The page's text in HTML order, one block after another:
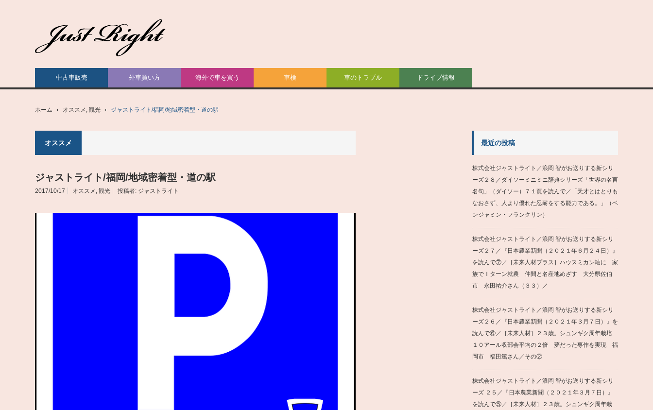
中古車販売 外車買い方 海外で車を買う 車検 車のトラブル ドライブ情報
ホーム オススメ , 観光 ジャストライト/福岡/地域密着型・道の駅
オススメ
ジャストライト/福岡/地域密着型・道の駅
2017/10/17 オススメ , 観光 投稿者: ジャストライト
最近の投稿
株式会社ジャストライト／浪岡 智がお送りする新シリ
ーズ２８／ダイソーミニミニ辞典シリーズ「世界の名言
名句」（ダイソー）７１頁を読んで／「天才とはとりも
なおさず、人より優れた忍耐をする能力である。」（ベ
ンジャミン・フランクリン）
株式会社ジャストライト／浪岡 智がお送りする新シリ
ーズ２７／『日本農業新聞（２０２１年６月２４日）』
を読んで⑦／［未来人材プラス］ハウスミカン軸に 家
族でＩターン就農 仲間と名産地めざす 大分県佐伯
市 永田祐介さん（３３）／
株式会社ジャストライト／浪岡 智がお送りする新シリ
ーズ２６／『日本農業新聞（２０２１年３月７日）』を
読んで⑥／［未来人材］２３歳。シュンギク周年栽培
１０アール収部会平均の２倍 夢だった専作を実現 福
岡市 福田篤さん／その②
株式会社ジャストライト／浪岡 智がお送りする新シリ
ーズ ２５／『日本農業新聞（２０２１年３月７日）』
を読んで⑤／［未来人材］２３歳。シュンギク周年栽